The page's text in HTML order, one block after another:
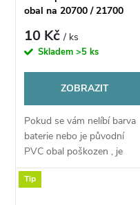
obal na 20700 / 21700
10 Kč/ ks
Skladem>5 ks
ZOBRAZIT
Pokud se vám nelíbí barva
baterie nebo je původní
PVC obal poškozen , je
možné nahradit
obal pomocí tohoto PVC
Tip